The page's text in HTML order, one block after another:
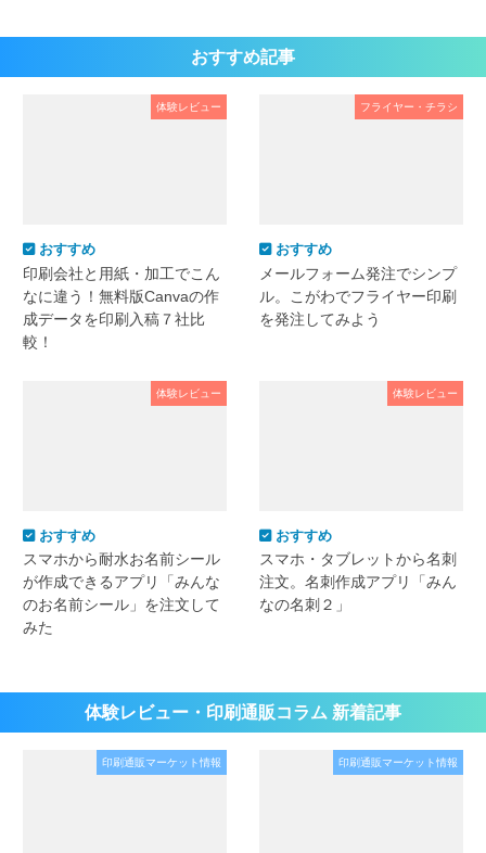
おすすめ記事
体験レビュー
おすすめ
印刷会社と用紙・加工でこん
なに違う！無料版Canvaの作
成データを印刷入稿７社比
較！
フライヤー・チラシ
おすすめ
メールフォーム発注でシンプ
ル。こがわでフライヤー印刷
を発注してみよう
体験レビュー
おすすめ
スマホから耐水お名前シール
が作成できるアプリ「みんな
のお名前シール」を注文して
みた
体験レビュー
おすすめ
スマホ・タブレットから名刺
注文。名刺作成アプリ「みん
なの名刺２」
体験レビュー・印刷通販コラム 新着記事
印刷通販マーケット情報 印刷通販マーケット情報